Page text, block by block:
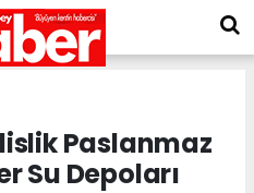
Paslanmaz
Su Depoları